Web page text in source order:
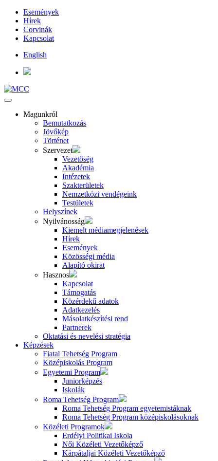
Események
Hírek
Corvinák
Kapcsolat
English
Magunkról
Bemutatkozás
Jövőkép
Történet
Szervezet
Vezetőség
Akadémia
Intézetek
Szakterületek
Nemzetközi vendégeink
Testületek
Helyszínek
Nyilvánosság
Kiemelt médiamegjelenések
Hírek
Események
Közösségi média
Alapító okirat
Hasznos
Kapcsolat
Támogatás
Közérdekű adatok
Adatkezelés
Másolatkészítési rend
Partnerek
Oktatási és nevelési stratégia
Képzések
Fiatal Tehetség Program
Középiskolás Program
Egyetemi Program
Juniorképzés
Iskolák
Roma Tehetség Program
Roma Tehetség Program egyetemistáknak
Roma Tehetség Program középiskolásoknak
Közéleti Programok
Erdélyi Politikai Iskola
Női Közéleti Vezetőképző
Kárpátaljai Közéleti Vezetőképző